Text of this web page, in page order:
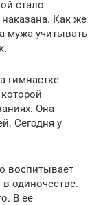
стало
Как же
мужа учитывать
гимнастке
Она
Сегодня у
воспитывает
одиночестве.
В ее